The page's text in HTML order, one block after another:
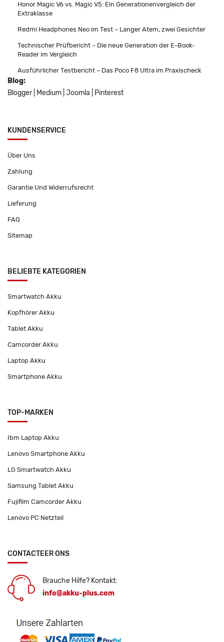
Honor Magic V6 vs. Magic V5: Ein Generationenvergleich der
Extraklasse
Redmi Headphones Neo im Test – Langer Atem, zwei Gesichter
Technischer Prüfbericht – Die neue Generation der E-Book-
Reader im Vergleich
Ausführlicher Testbericht – Das Poco F8 Ultra im Praxischeck
Blog:
Blogger
Medium Joomla Pinterest
KUNDENSERVICE
Über Uns
Zahlung
Garantie Und Widerrufsrecht
Lieferung
FAQ
Sitemap
BELIEBTE KATEGORIEN
Smartwatch Akku
Kopfhörer Akku
Tablet Akku
Camcorder Akku
Laptop Akku
Smartphone Akku
TOP-MARKEN
Ibm Laptop Akku
Lenovo Smartphone Akku
LG Smartwatch Akku
Samsung Tablet Akku
Fujifilm Camcorder Akku
Lenovo PC Netzteil
CONTACTEER ONS
Brauche Hilfe? Kontakt:
info@akku-plus.com